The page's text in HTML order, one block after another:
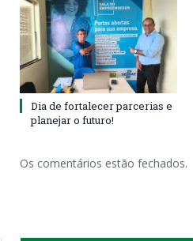
Dia de fortalecer parcerias e
planejar o futuro!
Os comentários estão fechados.